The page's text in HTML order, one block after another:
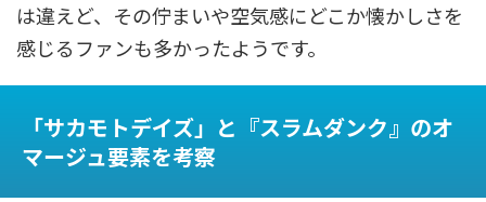
は違えど、その佇まいや空気感にどこか懐かしさを
感じるファンも多かったようです。
「サカモトデイズ」と『スラムダンク』のオ
マージュ要素を考察